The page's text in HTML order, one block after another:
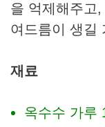
을 억제해주고
여드름이 생길
재료
옥수수 가루